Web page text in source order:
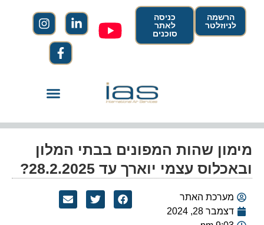
הרשמה
לניוזלטר
כניסה
לאתר
סוכנים
מימון שהות המפונים בבתי המלון
ובאכלוס עצמי יוארך עד 28.2.2025?
מערכת האתר
דצמבר 28, 2024